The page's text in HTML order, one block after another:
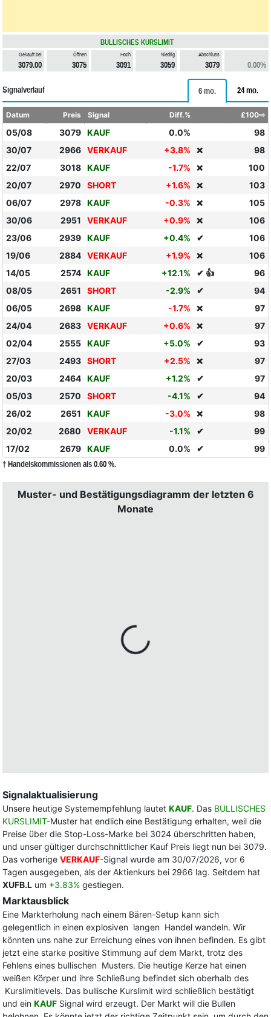
BULLISCHES KURSLIMIT
Gekauft bei
3079.00
Öffnen
3075
Hoch
3091
Niedrig
3059
Abschluss
3079 0.00%
Signalverlauf 6 mo. 24 mo.
Datum Preis Signal Diff.% £100⇨
05/08 3079 KAUF 0.0%
98
30/07
2966 VERKAUF +3.8% ❌
98
22/07
3018 KAUF -1.7% ❌
100
20/07
2970 SHORT +1.6% ❌
103
06/07
2978 KAUF -0.3% ❌
105
30/06
2951 VERKAUF +0.9% ❌
106
23/06
2939 KAUF +0.4% ✔
106
19/06
2884 VERKAUF +1.9% ❌
106
14/05
2574 KAUF +12.1% ✔ 👍
96
08/05
2651 SHORT -2.9% ✔
94
06/05
2698 KAUF -1.7% ❌
97
24/04
2683 VERKAUF +0.6% ❌
97
02/04
2555 KAUF +5.0% ✔
93
27/03
2493 SHORT +2.5% ❌
97
20/03
2464 KAUF +1.2% ✔
97
05/03
2570 SHORT -4.1% ✔
94
26/02
2651 KAUF -3.0% ❌
98
20/02
2680 VERKAUF -1.1% ✔
99
17/02
2679 KAUF 0.0% ✔ 99
† Handelskommissionen als 0.60 %.
Muster- und Bestätigungsdiagramm der letzten 6
Monate
Signalaktualisierung
Unsere heutige Systemempfehlung lautet KAUF. Das BULLISCHES
KURSLIMIT-Muster hat endlich eine Bestätigung erhalten, weil die
Preise über die Stop-Loss-Marke bei 3024 überschritten haben,
und unser gültiger durchschnittlicher Kauf Preis liegt nun bei 3079.
Das vorherige VERKAUF-Signal wurde am 30/07/2026, vor 6
Tagen ausgegeben, als der Aktienkurs bei 2966 lag. Seitdem hat
XUFB.L um +3.83% gestiegen.
Marktausblick
Eine Markterholung nach einem Bären-Setup kann sich
gelegentlich in einen explosiven langen Handel wandeln. Wir
könnten uns nahe zur Erreichung eines von ihnen befinden. Es gibt
jetzt eine starke positive Stimmung auf dem Markt, trotz des
Fehlens eines bullischen Musters. Die heutige Kerze hat einen
weißen Körper und ihre Schließung befindet sich oberhalb des
Kurslimitlevels. Das bullische Kurslimit wird schließlich bestätigt
und ein KAUF Signal wird erzeugt. Der Markt will die Bullen